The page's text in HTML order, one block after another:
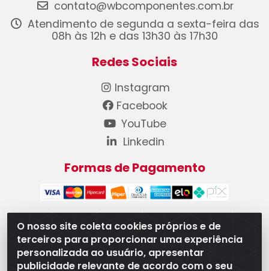
O nosso site coleta cookies próprios e de
terceiros para proporcionar uma experiência
personalizada ao usuário, apresentar
publicidade relevante de acordo com o seu
contato@wbcomponentes.com.br
Atendimento de segunda a sexta-feira das
08h às 12h e das 13h30 às 17h30
Redes Sociais
Instagram
Facebook
YouTube
Linkedin
Formas de Pagamento
WB Componentes Automotivos LTDA - CNPJ
08.528.393/0001-12 - Rua do Níquel, 667 - Parque
Oeste Industrial, Goiânia/GO - CEP 74375-660